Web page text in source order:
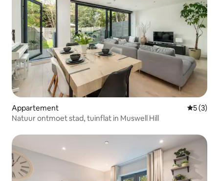
Appartement
5 (3)
Natuur ontmoet stad, tuinflat in Muswell Hill